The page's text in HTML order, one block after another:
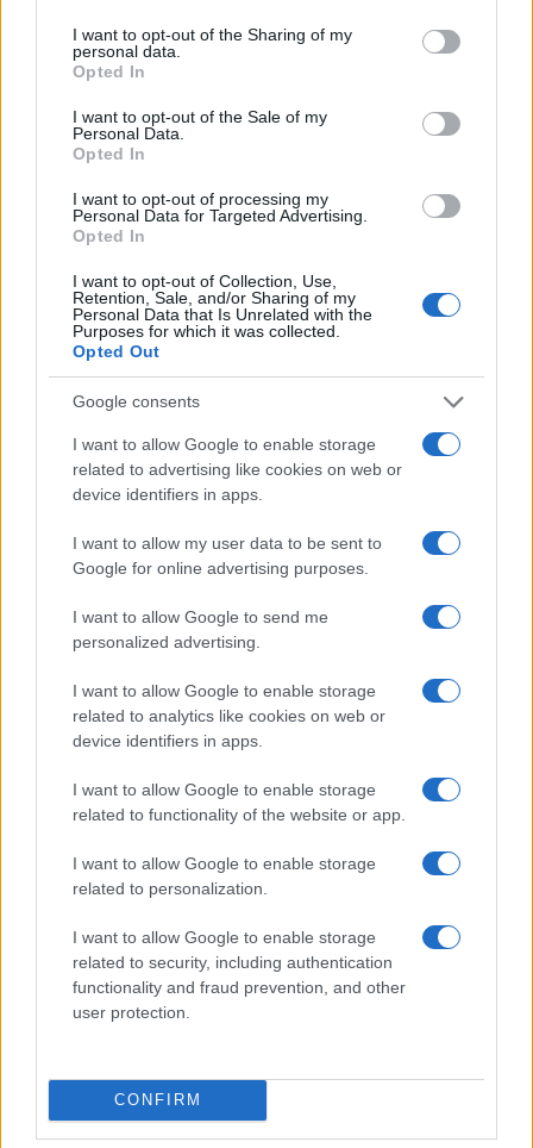
not limited to your visit or usage behaviour. You may click to
grant or deny consent to Google and its third-party tags to
use your data for below specified purposes in below Google
consent section.
I want to opt-out of the Sharing of my
personal data.
Opted In
I want to opt-out of the Sale of my
Personal Data.
Opted In
I want to opt-out of processing my
Personal Data for Targeted Advertising.
Opted In
I want to opt-out of Collection, Use,
Retention, Sale, and/or Sharing of my
Personal Data that Is Unrelated with the
Purposes for which it was collected.
Opted Out
Google consents
I want to allow Google to enable storage
related to advertising like cookies on web or
device identifiers in apps.
I want to allow my user data to be sent to
Google for online advertising purposes.
I want to allow Google to send me
personalized advertising.
I want to allow Google to enable storage
related to analytics like cookies on web or
device identifiers in apps.
I want to allow Google to enable storage
related to functionality of the website or app.
I want to allow Google to enable storage
related to personalization.
I want to allow Google to enable storage
related to security, including authentication
functionality and fraud prevention, and other
user protection.
CONFIRM
od tega 176 na ventilatorjih. V samoizolaciji je nekaj
manj kot 18.300 oseb.
Na Hrvaškem so doslej potrdili skoraj 223.100
okužb z novimkoronavirusom. Umrlo je 4517 covidnih
bolnikov. Okrevalo je 212.370 obolelih. Doslej so testirali
več kot 1.102.550 ljudi.
Doslej so proti covidu-19 na Hrvaškem cepili več
kot 38.000 ljudi, je dejal hrvaški premier Andrej
Plenković na današnji seji hrvaške vlade. Pričakuje, da
bodo februarja in marca na Hrvaškem dobili precej več
odmerkov cepiva različnih proizvajalcev. Ocenil je, da
bodo zdravstveno najbolj ogrožene državljane lahko
cepili do konca aprila.
Plenković je na novinarski konferenci po vladni seji
povedal, da spremlja tudi priprave na srečanje
Evropskega sveta,ki bo prihodnji teden v Bruslju.
Povedal je, da v komunikaciji s kolegi v EU prevladuje
mnenje, da je treba naročiti čim več cepiva, ga čim
hitreje razdeliti in potem cepiti čim več ljudi.
razpravljajo tudi o uvedbi potrdila o cepljenju, je
Na novinarsko vprašanje, ali je s tem napovedal,
odgovoril, da si"mnogi kolegi v EU to želijo, ker
želijo biti odgovorni".